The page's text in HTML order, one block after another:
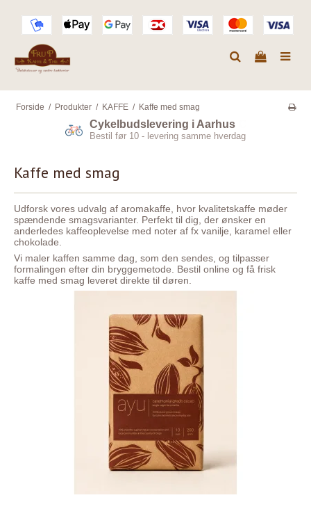
Forside / Produkter / KAFFE / Kaffe med smag
Cykelbudslevering i Aarhus
Bestil før 10 - levering samme hverdag
Kaffe med smag
Udforsk vores udvalg af aromakaffe, hvor kvalitetskaffe møder
spændende smagsvarianter. Perfekt til dig, der ønsker en
anderledes kaffeoplevelse med noter af fx vanilje, karamel eller
chokolade.
Vi maler kaffen samme dag, som den sendes, og tilpasser
formalingen efter din bryggemetode. Bestil online og få frisk
kaffe med smag leveret direkte til døren.